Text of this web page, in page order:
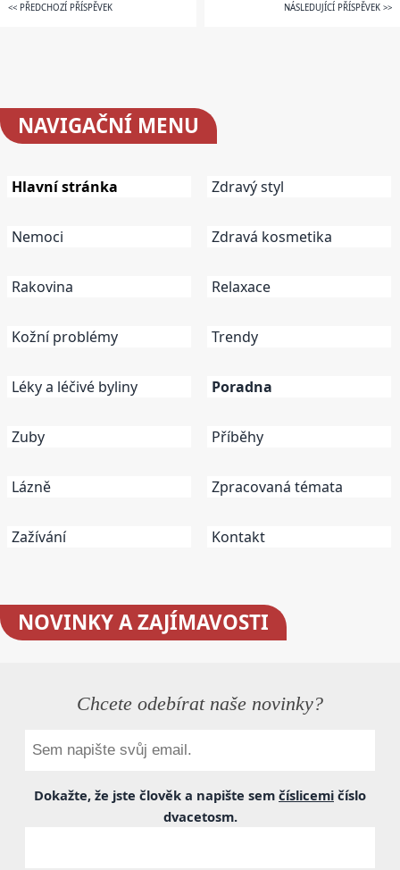
<< PŘEDCHOZÍ PŘÍSPĚVEK NÁSLEDUJÍCÍ PŘÍSPĚVEK >>
NAVIGAČNÍ MENU
Hlavní stránka
Nemoci
Rakovina
Kožní problémy
Léky a léčivé byliny
Zuby
Lázně
Zažívání
Zdravý styl
Zdravá kosmetika
Relaxace
Trendy
Poradna
Příběhy
Zpracovaná témata
Kontakt
NOVINKYA ZAJÍMAVOSTI
Chcete odebírat naše novinky?
Dokažte, že jste člověk a napište sem číslicemi číslo
dvacetosm.